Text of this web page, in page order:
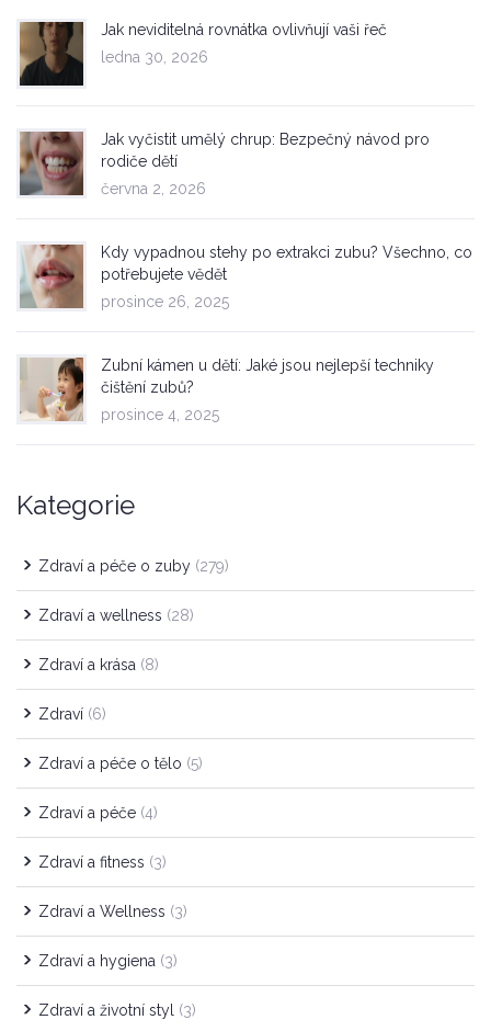
Jak neviditelná rovnátka ovlivňují vaši řeč
ledna 30, 2026
Jak vyčistit umělý chrup: Bezpečný návod pro
rodiče dětí
června 2, 2026
Kdy vypadnou stehy po extrakci zubu? Všechno, co
potřebujete vědět
prosince 26, 2025
Zubní kámen u dětí: Jaké jsou nejlepší techniky
čištění zubů?
prosince 4, 2025
Kategorie
Zdraví a péče o zuby (279)
Zdraví a wellness (28)
Zdraví a krása (8)
Zdraví (6)
Zdraví a péče o tělo (5)
Zdraví a péče (4)
Zdraví a fitness (3)
Zdraví a Wellness (3)
Zdraví a hygiena (3)
Zdraví a životní styl (3)